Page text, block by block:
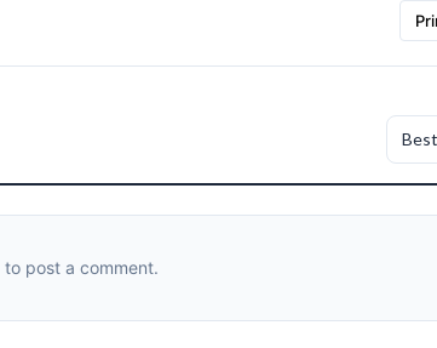
to post a comment.